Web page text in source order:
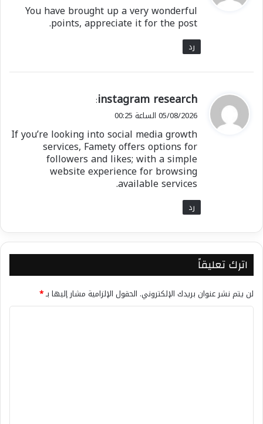
ل
You have brought up a very wonderful
points, appreciate it for the post.
رد
ي
ق
ل
instagram research
:
05/08/2026 الساعة 00:25
If you’re looking into social media growth
services, Famety offers options for
followers and likes; with a simple
website experience for browsing
available services.
رد
اترك تعليقاً
لن يتم نشر عنوان بريدك الإلكتروني. الحقول الإلزامية مشار إليها بـ*